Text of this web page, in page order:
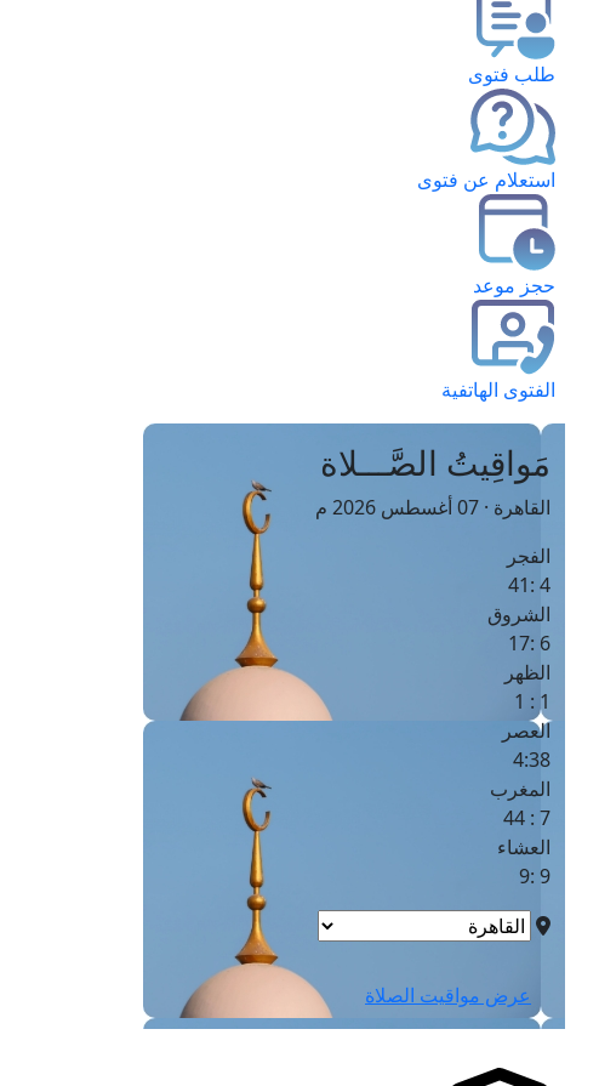
طلب فتوى
استعلام عن فتوى
حجز موعد
الفتوى الهاتفية
مَواقِيتُ الصَّـــلاة
القاهرة · 07 أغسطس 2026 م
الفجر
4 :41
الشروق
6 :17
الظهر
1 : 1
العصر
4:38
المغرب
7 : 44
العشاء
9 :9
عرض مواقيت الصلاة